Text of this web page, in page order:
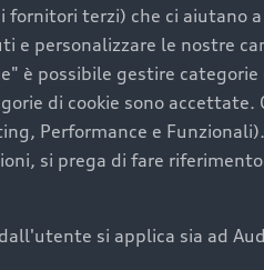
terzi) che ci aiutano
e personalizzare le nostre
è possibile gestire
di cookie sono accettate.
Performance e
si prega di fare
si applica sia ad